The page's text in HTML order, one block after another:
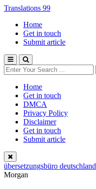
Translations 99
Home
Get in touch
Submit article
Home
Get in touch
DMCA
Privacy Policy
Disclaimer
Get in touch
Submit article
übersetzungsbüro deutschland
Morgan